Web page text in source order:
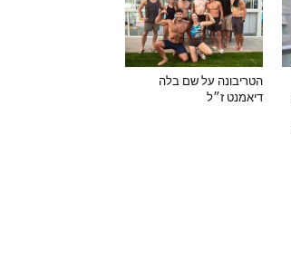
הטריבונה על שם בלה
דיאמנט ז״ל